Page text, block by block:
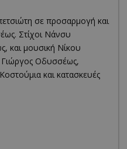
σε προσαρμογή και
Στίχοι Νάνσυ
και μουσική Νίκου
Οδυσσέως,
και κατασκευές